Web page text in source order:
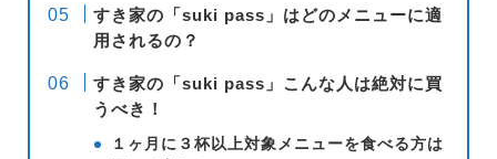
すき家の「suki pass」はどのメニューに適
用されるの？
すき家の「suki pass」こんな人は絶対に買
うべき！
１ヶ月に３杯以上対象メニューを食べる方は